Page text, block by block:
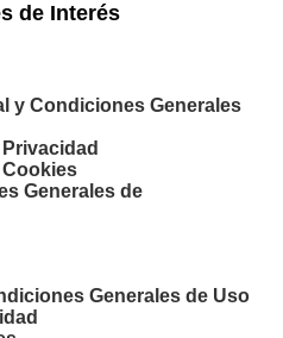
de Interés
y Condiciones Generales
Cookies
Generales de
Generales de Uso